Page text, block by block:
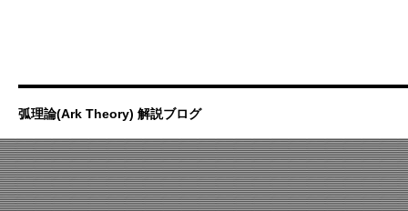
弧理論(Ark Theory) 解説ブログ